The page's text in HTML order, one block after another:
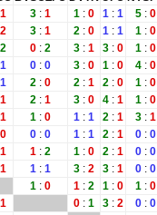
1 3 : 1 1 : 0 1 : 1 5 : 0
2 3 : 1 2 : 0 1 : 1 1 : 0
2 0 : 2 3 : 1 3 : 0 1 : 0
1 0 : 0 3 : 0 1 : 0 4 : 0
1 2 : 0 2 : 1 2 : 0 1 : 0
1 2 : 1 3 : 0 4 : 1 1 : 0
1 1 : 0 1 : 1 2 : 1 3 : 1
0 0 : 0 1 : 1 2 : 1 0 : 0
1 1 : 2 1 : 0 2 : 1 0 : 0
1 1 : 1 3 : 2 3 : 1 0 : 0
1 : 0 1 : 2 1 : 0 1 : 0
1 0 : 1 3 : 2 0 : 0